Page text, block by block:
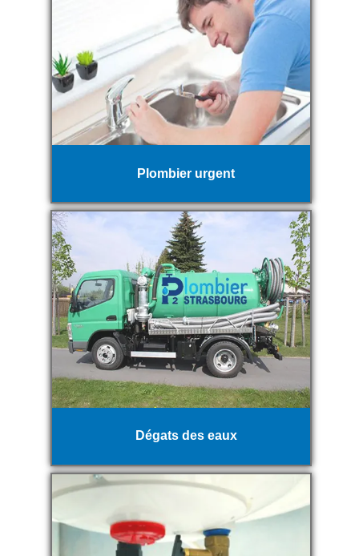
Plombier urgent
Dégats des eaux